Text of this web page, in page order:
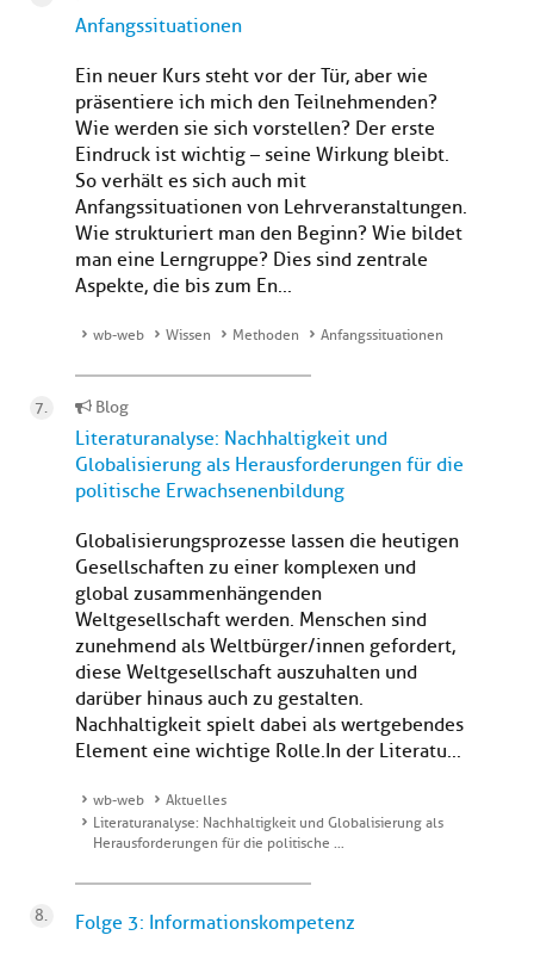
Anfangssituationen
Ein neuer Kurs steht vor der Tür, aber wie
präsentiere ich mich den Teilnehmenden?
Wie werden sie sich vorstellen? Der erste
Eindruck ist wichtig – seine Wirkung bleibt.
So verhält es sich auch mit
Anfangssituationen von Lehrveranstaltungen.
Wie strukturiert man den Beginn? Wie bildet
man eine Lerngruppe? Dies sind zentrale
Aspekte, die bis zum En...
wb-web Wissen Methoden Anfangssituationen
Blog
Literaturanalyse: Nachhaltigkeit und
Globalisierung als Herausforderungen für die
politische Erwachsenenbildung
Globalisierungsprozesse lassen die heutigen
Gesellschaften zu einer komplexen und
global zusammenhängenden
Weltgesellschaft werden. Menschen sind
zunehmend als Weltbürger/innen gefordert,
diese Weltgesellschaft auszuhalten und
darüber hinaus auch zu gestalten.
Nachhaltigkeit spielt dabei als wertgebendes
Element eine wichtige Rolle.In der Literatu...
wb-web
Aktuelles
Literaturanalyse: Nachhaltigkeit und Globalisierung als
Herausforderungen für die politische …
Folge 3: Informationskompetenz